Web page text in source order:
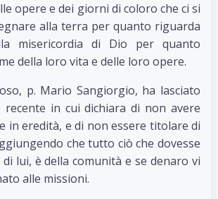
opere e dei giorni di coloro che ci si
alla terra per quanto riguarda
misericordia di Dio per quanto
della loro vita e delle loro opere.
p. Mario Sangiorgio, ha lasciato
recente in cui dichiara di non avere
in eredità, e di non essere titolare di
che tutto ciò che dovesse
lui, è della comunità e se denaro vi
alle missioni.